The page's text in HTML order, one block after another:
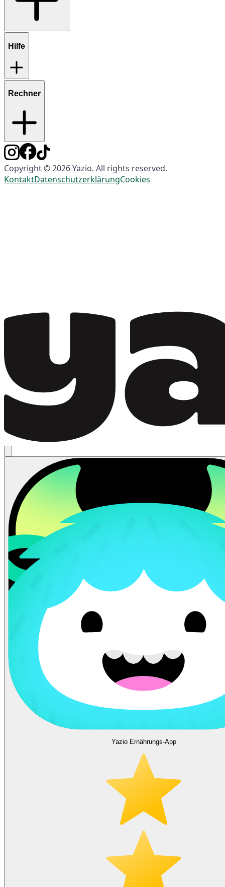
Hilfe
Rechner
Copyright © 2026 Yazio. All rights reserved.
KontaktDatenschutzerklärungCookies
Yazio Ernährungs-App